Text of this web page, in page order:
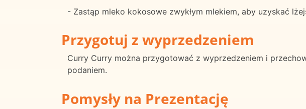
- Zastąp mleko kokosowe zwykłym mlekiem, aby uzyskać
Przygotuj z wyprzedzeniem
Curry Curry można przygotować z wyprzedzeniem i
podaniem.
Pomysły na Prezentację